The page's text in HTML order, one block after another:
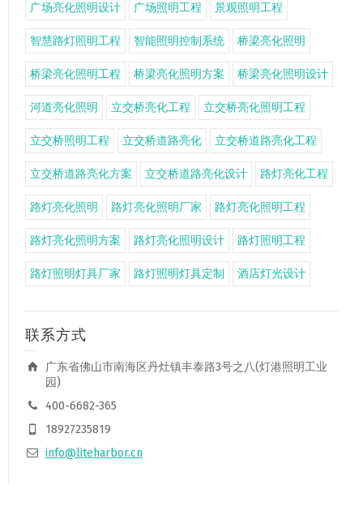
广场亮化照明设计 广场照明工程 景观照明工程
智慧路灯照明工程 智能照明控制系统 桥梁亮化照明
桥梁亮化照明工程 桥梁亮化照明方案 桥梁亮化照明设计
河道亮化照明 立交桥亮化工程 立交桥亮化照明工程
立交桥照明工程 立交桥道路亮化 立交桥道路亮化工程
立交桥道路亮化方案 立交桥道路亮化设计 路灯亮化工程
路灯亮化照明 路灯亮化照明厂家 路灯亮化照明工程
路灯亮化照明方案 路灯亮化照明设计 路灯照明工程
路灯照明灯具厂家 路灯照明灯具定制 酒店灯光设计
联系方式
广东省佛山市南海区丹灶镇丰泰路3号之八(灯港照明工业
园)
400-6682-365
18927235819
info@liteharbor.cn